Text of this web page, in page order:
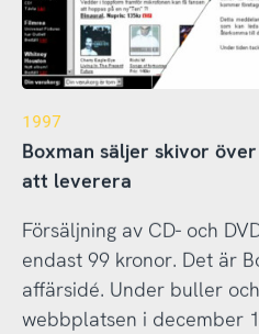
1997
Boxman säljer skivor
att leverera
Försäljning av CD- och
endast 99 kronor. Det är
affärsidé. Under buller
webbplatsen i december